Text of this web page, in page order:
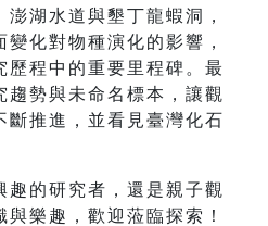
湖水道與墾丁龍蝦洞，
化對物種演化的影響，
歷程中的重要里程碑。最
趨勢與未命名標本，讓觀
斷推進，並看見臺灣化石
趣的研究者，還是親子觀
樂趣，歡迎蒞臨探索！